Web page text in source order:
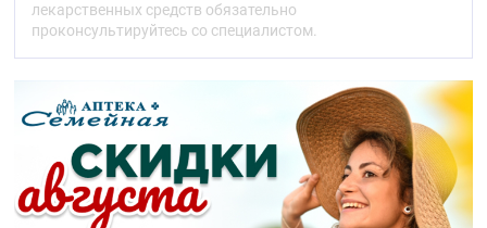
Показания
межпальцевые микозы (tinea manum, tinea
pedum)
грибковые инфекции ногтей (онихомикозы)
кандидозы кожи
отрубевидный лишай
дерматомикозы (с сопутствующим зудом или
без него).
лекарственных средств обязательно
проконсультируйтесь со специалистом.